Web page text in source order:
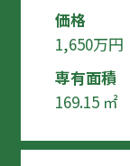
価格
1,650万円
専有面積
169.15 ㎡